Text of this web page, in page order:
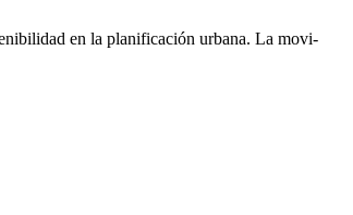
en la planificación urbana. La movi-